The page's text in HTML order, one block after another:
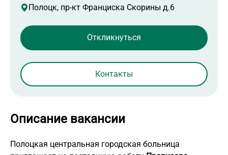
Полоцк, пр-кт Франциска Скорины д.6
Контакты
Описание вакансии
Полоцкая центральная городская больница